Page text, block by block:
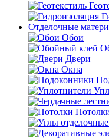
Отделочные
Обои
Двери
Окна